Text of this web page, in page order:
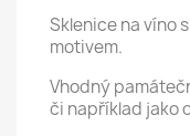
Sklenice na víno
motivem.
Vhodný
či například jako